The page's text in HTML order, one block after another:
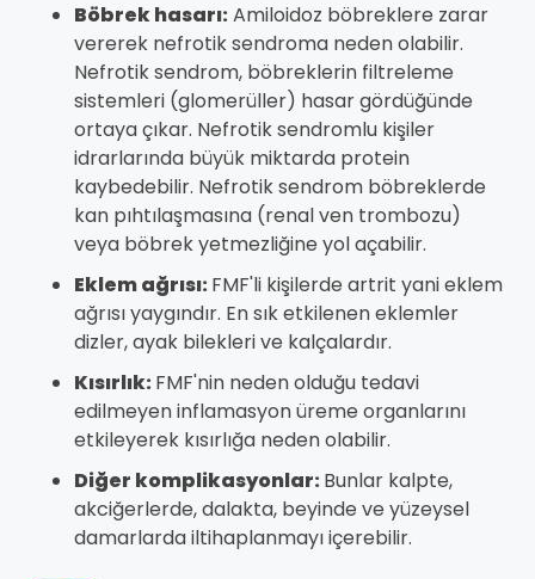
Böbrek hasarı:Amiloidoz böbreklere zarar
vererek nefrotik sendroma neden olabilir.
Nefrotik sendrom, böbreklerin filtreleme
sistemleri (glomerüller) hasar gördüğünde
ortaya çıkar. Nefrotik sendromlu kişiler
idrarlarında büyük miktarda protein
kaybedebilir. Nefrotik sendrom böbreklerde
kan pıhtılaşmasına (renal ven trombozu)
veya böbrek yetmezliğine yol açabilir.
Eklem ağrısı:FMF'li kişilerde artrit yani eklem
ağrısı yaygındır. En sık etkilenen eklemler
dizler, ayak bilekleri ve kalçalardır.
Kısırlık:FMF'nin neden olduğu tedavi
edilmeyen inflamasyon üreme organlarını
etkileyerek kısırlığa neden olabilir.
Diğer komplikasyonlar:Bunlar kalpte,
akciğerlerde, dalakta, beyinde ve yüzeysel
damarlarda iltihaplanmayı içerebilir.